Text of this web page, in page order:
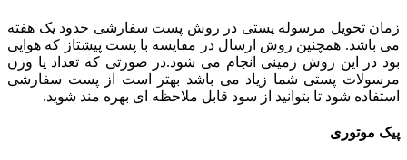
زمان تحویل مرسوله پستی در روش پست سفارشی حدود یک هفته
می باشد. همچنین روش ارسال در مقایسه با پست پیشتاز که هوایی
بود در این روش زمینی انجام می شود.در صورتی که تعداد یا وزن
مرسولات پستی شما زیاد می باشد بهتر است از پست سفارشی
استفاده شود تا بتوانید از سود قابل ملاحظه ای بهره مند شوید.
پیک موتوری